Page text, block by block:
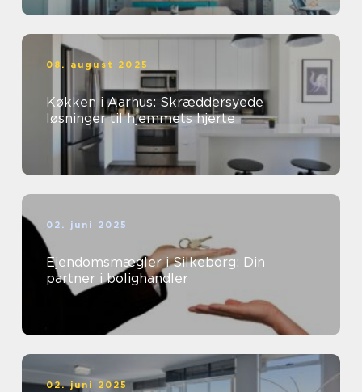
08. august 2025
Køkken i Aarhus: Skræddersyede
løsninger til hjemmets hjerte
02. juni 2025
Ejendomsmægler i Silkeborg: Din
partner i bolighandler
02. juni 2025